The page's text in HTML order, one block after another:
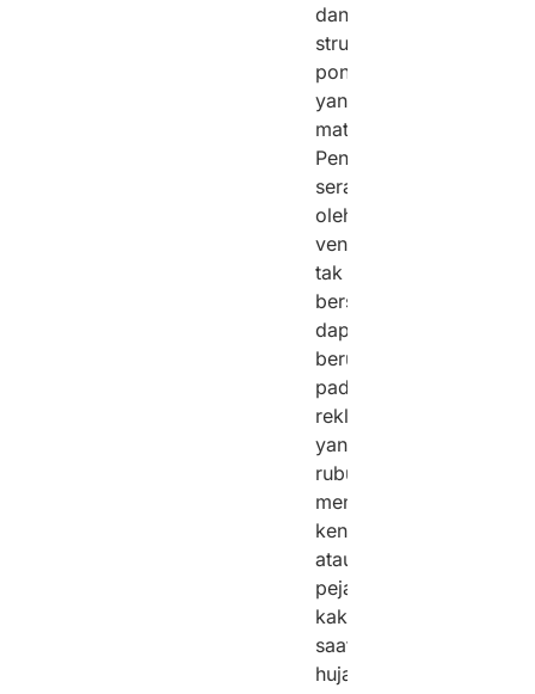
dan
struktur
pondasi
yang
matang.
Pengerjaan
serampangan
oleh
vendor
tak
bersertifikasi
dapat
berujung
pada
reklame
yang
rubuh
menimpa
kendaraan
atau
pejalan
kaki
saat
hujan